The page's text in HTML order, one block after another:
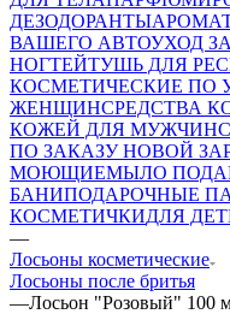
ДЕЗОДОРАНТЫ
ВАШЕГО АВТОУХОД
НОГТЕЙТУШЬ ДЛЯ
КОСМЕТИЧЕСКИЕ ПО
ЖЕНЩИНСРЕДСТВА
КОЖЕЙ ДЛЯ МУЖЧИН
ПО ЗАКАЗУ НОВОЙ
МОЮЩИЕМЫЛО
БАНИПОДАРОЧНЫЕ
КОСМЕТИЧКИДЛЯ
—
Лосьоны косметические
Лосьоны после бритья
—Лосьон "Розовый" 100